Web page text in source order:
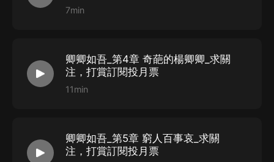
7min
卿卿如吾_第4章 奇葩的楊卿卿_求關
注，打賞訂閱投月票
11min
卿卿如吾_第5章 窮人百事哀_求關
注，打賞訂閱投月票